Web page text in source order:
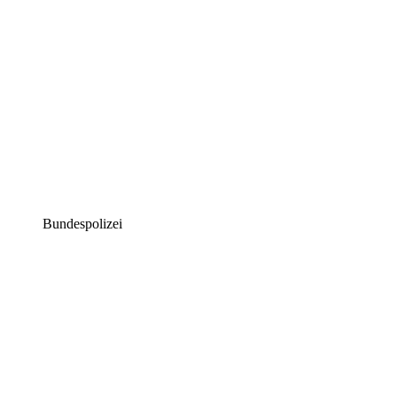
Bundespolizei